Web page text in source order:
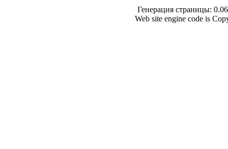
Генерация страницы:
Web site engine code is